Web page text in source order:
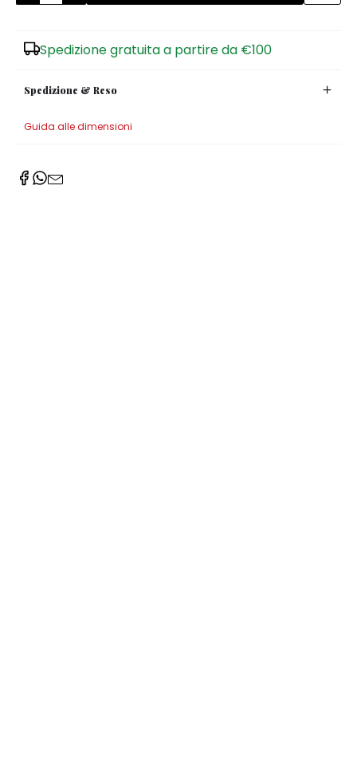
Spedizione gratuita a partire da €100
Spedizione & Reso
Guida alle dimensioni